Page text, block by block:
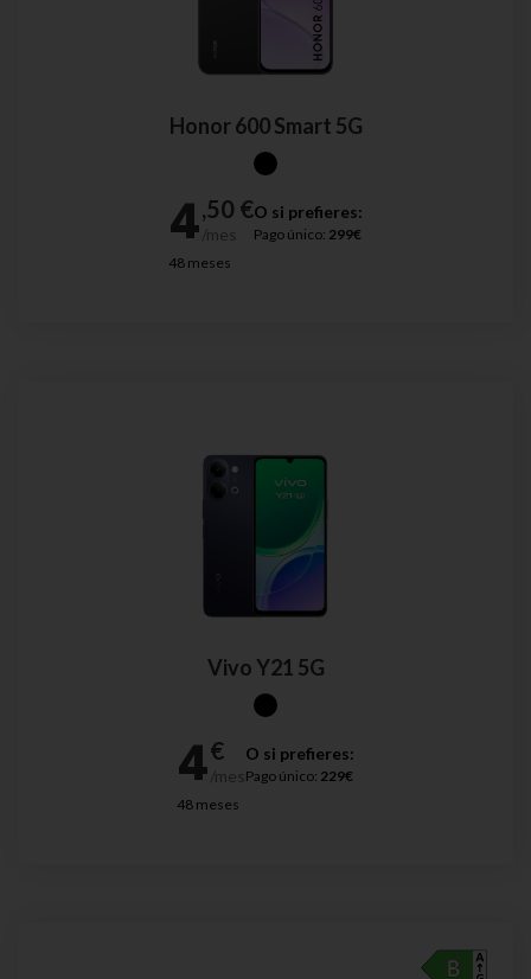
Honor 600 Smart 5G
48 meses
O si prefieres:
Pago único: 299€
Vivo Y21 5G
48 meses
O si prefieres:
Pago único: 229€